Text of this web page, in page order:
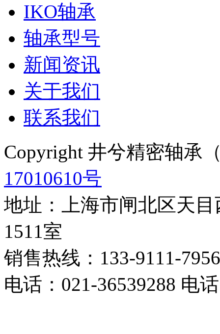
IKO轴承
轴承型号
新闻资讯
关于我们
联系我们
Copyright 井兮精密轴承
17010610号
地址：上海市闸北区天
1511室
销售热线：133-9111-7956
电话：021-36539288 电